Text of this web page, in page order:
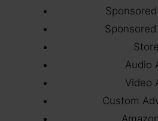
Audio
Video
Custom